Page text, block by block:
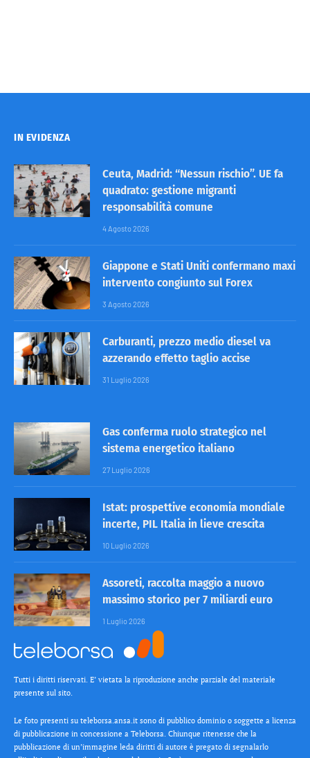
IN EVIDENZA
Ceuta, Madrid: “Nessun rischio”. UE fa
quadrato: gestione migranti
responsabilità comune
4 Agosto 2026
Giappone e Stati Uniti confermano maxi
intervento congiunto sul Forex
3 Agosto 2026
Carburanti, prezzo medio diesel va
azzerando effetto taglio accise
31 Luglio 2026
Gas conferma ruolo strategico nel
sistema energetico italiano
27 Luglio 2026
Istat: prospettive economia mondiale
incerte, PIL Italia in lieve crescita
10 Luglio 2026
Assoreti, raccolta maggio a nuovo
massimo storico per 7 miliardi euro
1 Luglio 2026
Tutti i diritti riservati. E’ vietata la riproduzione anche parziale del materiale
presente sul sito.
Le foto presenti su teleborsa.ansa.it sono di pubblico dominio o soggette a licenza
di pubblicazione in concessione a Teleborsa. Chiunque ritenesse che la
pubblicazione di un’immagine leda diritti di autore è pregato di segnalarlo